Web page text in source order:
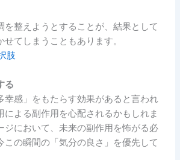
を整えようとすることが、結果として
てしまうこともあります。
肢
る
幸感」をもたらす効果があると言われ
による副作用を心配されるかもしれま
ジにおいて、未来の副作用を怖がる必
この瞬間の「気分の良さ」を優先して